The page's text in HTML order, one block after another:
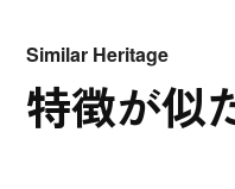
Similar Heritage
特徴が似